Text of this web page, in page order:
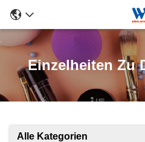
Einzelheiten Zu
Alle Kategorien